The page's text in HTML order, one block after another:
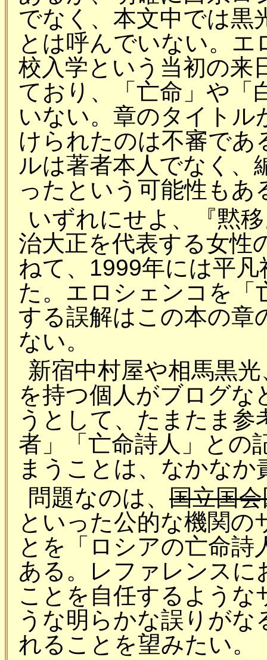
でなく、本文中では黒
とは呼んでいない。
校入学という当初の来
ており、「亡命」や「
いない。章のタイトル
けられたのは不審で
ルは著者本人でなく、
ったという可能性も
いずれにせよ、『黙
治大正を代表する女性
ねて、1999年には平
た。エロシェンコを「
する誤解はこの本の章
ない。
新宿中村屋や相馬黒
を持つ個人がブログ
うとして、たまたま
者」「亡命詩人」との
まうことは、なかな
問題なのは、 国立国
といった公的な機関
とを「ロシアの亡命
ある。レファレンスに
ことを自任するよう
うな明らかな誤りが
れることを望みたい。